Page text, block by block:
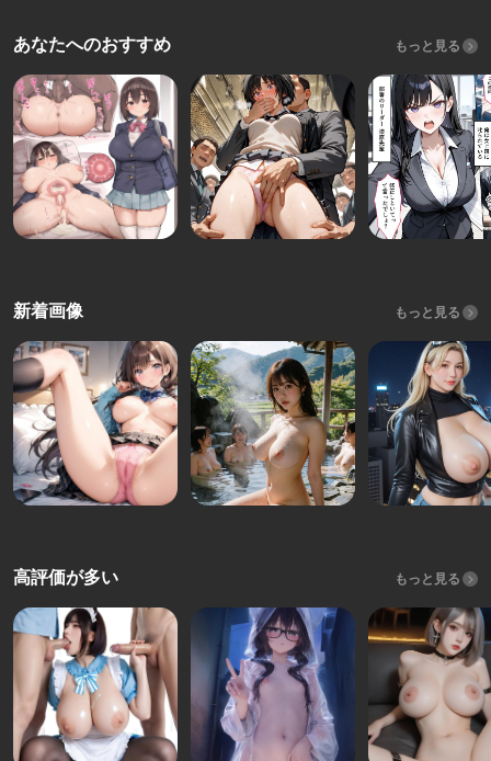
あなたへのおすすめ もっと見る
新着画像 もっと見る
高評価が多い もっと見る